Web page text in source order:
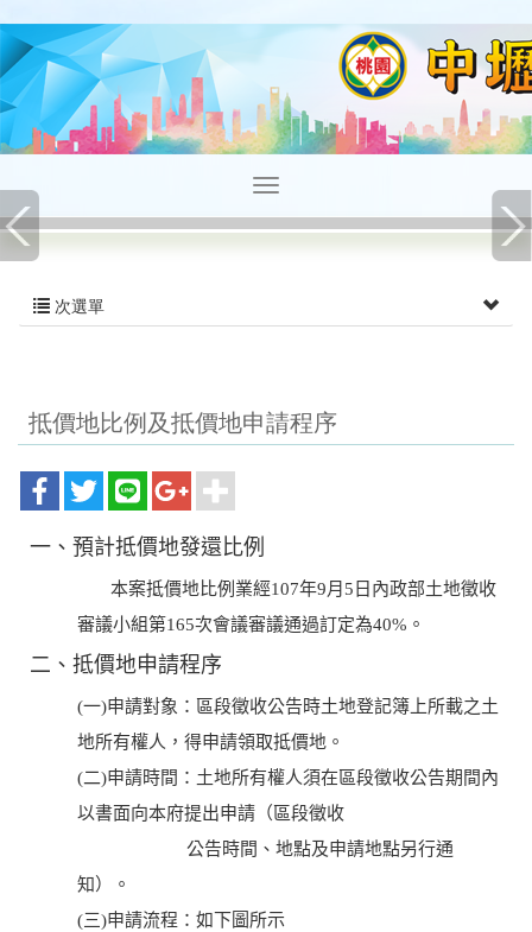
次選單
抵價地比例及抵價地申請程序
一、預計抵價地發還比例
本案抵價地比例業經107年9月5日內政部土地徵收
審議小組第165次會議審議通過訂定為40%。
二、抵價地申請程序
(一)申請對象：區段徵收公告時土地登記簿上所載之土
地所有權人，得申請領取抵價地。
(二)申請時間：土地所有權人須在區段徵收公告期間內
以書面向本府提出申請（區段徵收
公告時間、地點及申請地點另行通
知）。
(三)申請流程：如下圖所示